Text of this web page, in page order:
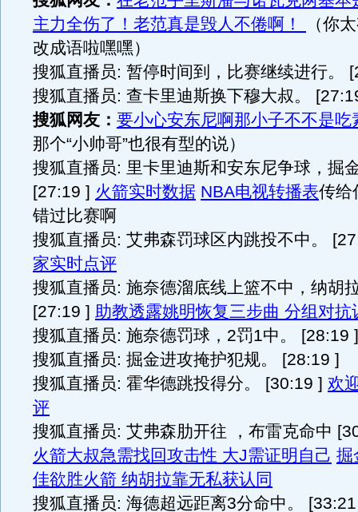
主力全伤了！老范真是毁人不倦啊！
（你
改成语啦嘿嘿）
搜狐直播员: 暂停时间到，比赛继续进行。
搜狐直播员: 查卡里迪斯换下穆大叔。
搜狐网友： 要小心安东尼啊那小子不不是
那个“小帅哥”也很有型的说）
搜狐直播员: 里卡里迪斯和安东尼争球，掘
[27:19 ] 火箭实时数据 NBA电视转播表传给
错过比赛啊
搜狐直播员: 艾弗森罚球区内跳投不中。
家实时点评
搜狐直播员: 施奈德溜底线上篮不中，纳胡
[27:19 ] 助教透露姚明恢复三步曲 分组对抗
搜狐直播员: 施奈德罚球，2罚1中。 [28:19 ]
搜狐直播员: 掘金进攻掩护犯规。 [28:19 ]
搜狐直播员: 霍华德跳投得分。 [30:19 ] 欢
评
搜狐直播员: 艾弗森肋开往 ，布雷克命中
火箭大叔急需找回攻击性 大J需证明自己 掘
佳欲胜火箭 纳胡拉靠无私获认同
搜狐直播员: 海德超远距离3分命中。